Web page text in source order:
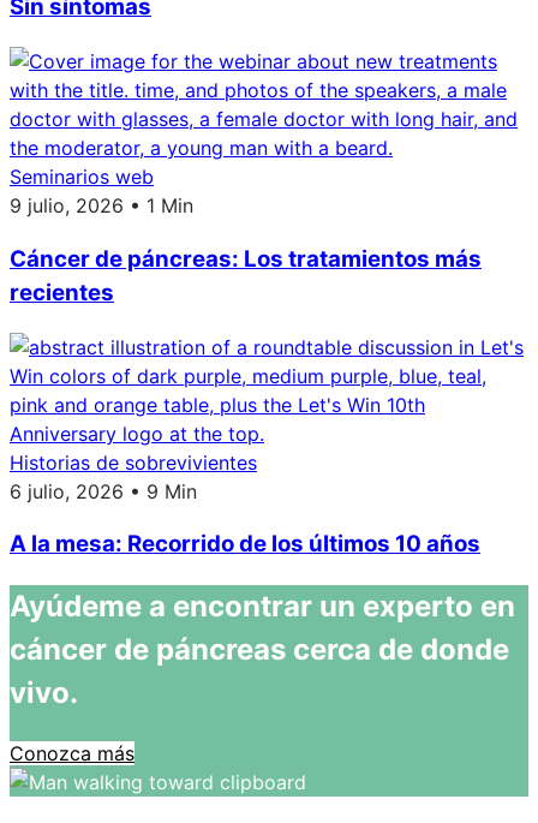
Sin síntomas
Seminarios web
9 julio, 2026 • 1 Min
Cáncer de páncreas: Los tratamientos más
recientes
Historias de sobrevivientes
6 julio, 2026 • 9 Min
A la mesa: Recorrido de los últimos 10 años
Ayúdeme a encontrar un experto en
cáncer de páncreas cerca de donde
vivo.
Conozca más